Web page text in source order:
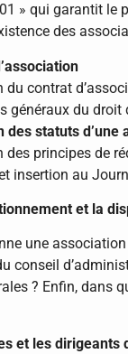
» qui garantit le
des
du contrat
généraux du droit
des statuts d’une
des principes de
insertion au
et la
une
conseil
? Enfin, dans
et les dirigeants